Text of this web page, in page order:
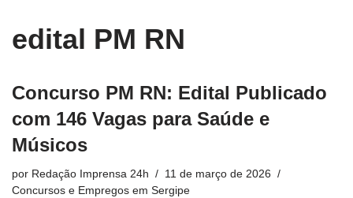
edital PM RN
Concurso PM RN: Edital Publicado
com 146 Vagas para Saúde e
Músicos
por Redação Imprensa 24h
11 de março de 2026
Concursos e Empregos em Sergipe